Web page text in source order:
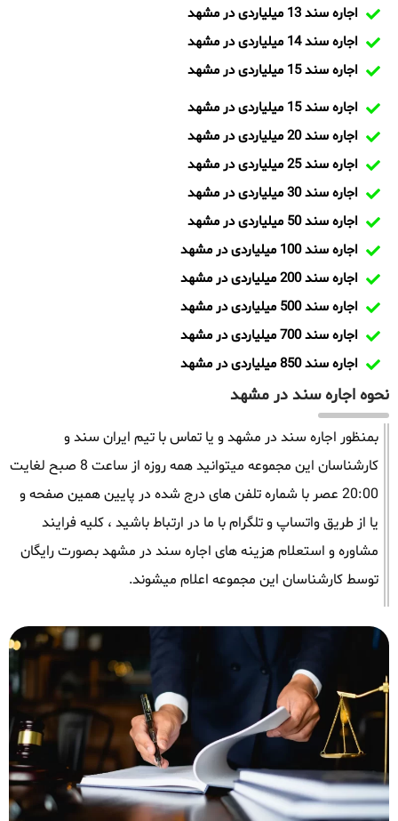
اجاره سند 13 میلیاردی در مشهد
اجاره سند 14 میلیاردی در مشهد
اجاره سند 15 میلیاردی در مشهد
اجاره سند 15 میلیاردی در مشهد
اجاره سند 20 میلیاردی در مشهد
اجاره سند 25 میلیاردی در مشهد
اجاره سند 30 میلیاردی در مشهد
اجاره سند 50 میلیاردی در مشهد
اجاره سند 100 میلیاردی در مشهد
اجاره سند 200 میلیاردی در مشهد
اجاره سند 500 میلیاردی در مشهد
اجاره سند 700 میلیاردی در مشهد
اجاره سند 850 میلیاردی در مشهد
نحوه اجاره سند در مشهد
بمنظور اجاره سند در مشهد و یا تماس با تیم ایران سند و
کارشناسان این مجموعه میتوانید همه روزه از ساعت 8 صبح لغایت
20:00 عصر با شماره تلفن های درج شده در پایین همین صفحه و
یا از طریق واتساپ و تلگرام با ما در ارتباط باشید ، کلیه فرایند
مشاوره و استعلام هزینه های اجاره سند در مشهد بصورت رایگان
توسط کارشناسان این مجموعه اعلام میشوند.